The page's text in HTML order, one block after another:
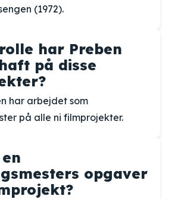
(1972).
har Preben
på disse
har arbejdet som
på alle ni filmprojekter.
opgaver